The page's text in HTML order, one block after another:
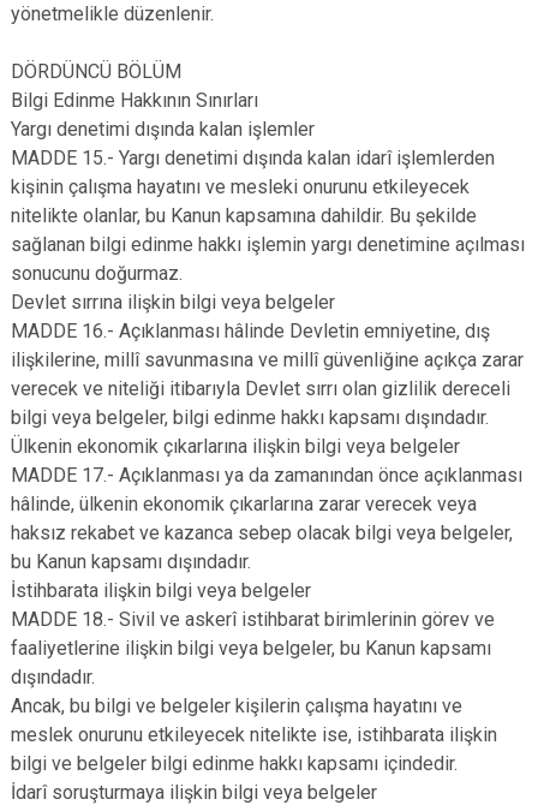
yönetmelikle düzenlenir.
DÖRDÜNCÜ BÖLÜM
Bilgi Edinme Hakkının Sınırları
Yargı denetimi dışında kalan işlemler
MADDE 15.- Yargı denetimi dışında kalan idarî işlemlerden
kişinin çalışma hayatını ve mesleki onurunu etkileyecek
nitelikte olanlar, bu Kanun kapsamına dahildir. Bu şekilde
sağlanan bilgi edinme hakkı işlemin yargı denetimine açılması
sonucunu doğurmaz.
Devlet sırrına ilişkin bilgi veya belgeler
MADDE 16.- Açıklanması hâlinde Devletin emniyetine, dış
ilişkilerine, millî savunmasına ve millî güvenliğine açıkça zarar
verecek ve niteliği itibarıyla Devlet sırrı olan gizlilik dereceli
bilgi veya belgeler, bilgi edinme hakkı kapsamı dışındadır.
Ülkenin ekonomik çıkarlarına ilişkin bilgi veya belgeler
MADDE 17.- Açıklanması ya da zamanından önce açıklanması
hâlinde, ülkenin ekonomik çıkarlarına zarar verecek veya
haksız rekabet ve kazanca sebep olacak bilgi veya belgeler,
bu Kanun kapsamı dışındadır.
İstihbarata ilişkin bilgi veya belgeler
MADDE 18.- Sivil ve askerî istihbarat birimlerinin görev ve
faaliyetlerine ilişkin bilgi veya belgeler, bu Kanun kapsamı
dışındadır.
Ancak, bu bilgi ve belgeler kişilerin çalışma hayatını ve
meslek onurunu etkileyecek nitelikte ise, istihbarata ilişkin
bilgi ve belgeler bilgi edinme hakkı kapsamı içindedir.
İdarî soruşturmaya ilişkin bilgi veya belgeler